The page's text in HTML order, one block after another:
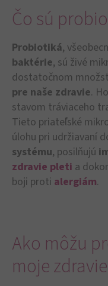
Čo sú
Probiotiká,
baktérie, sú živé
dostatočnom
pre naše zdravie.
stavom tráviaceho
Tieto priateľské
úlohu pri udržiavaní
systému, posilňujú
zdravie pleti a
boji proti alergiám.
Ako môžu
moje